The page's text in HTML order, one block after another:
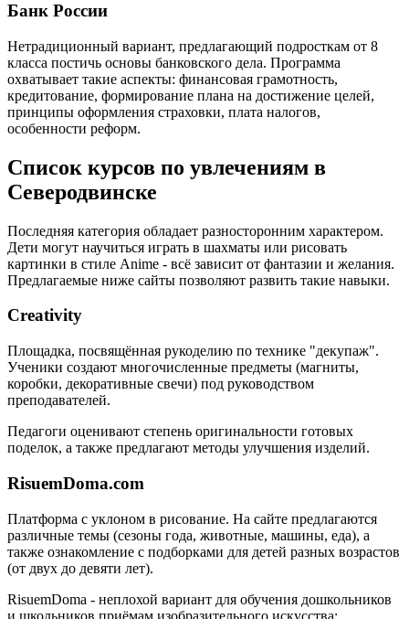
Банк России
Нетрадиционный вариант, предлагающий подросткам от 8
класса постичь основы банковского дела. Программа
охватывает такие аспекты: финансовая грамотность,
кредитование, формирование плана на достижение целей,
принципы оформления страховки, плата налогов,
особенности реформ.
Список курсов по увлечениям в
Северодвинске
Последняя категория обладает разносторонним характером.
Дети могут научиться играть в шахматы или рисовать
картинки в стиле Anime - всё зависит от фантазии и желания.
Предлагаемые ниже сайты позволяют развить такие навыки.
Creativity
Площадка, посвящённая рукоделию по технике "декупаж".
Ученики создают многочисленные предметы (магниты,
коробки, декоративные свечи) под руководством
преподавателей.
Педагоги оценивают степень оригинальности готовых
поделок, а также предлагают методы улучшения изделий.
RisuemDoma.com
Платформа с уклоном в рисование. На сайте предлагаются
различные темы (сезоны года, животные, машины, еда), а
также ознакомление с подборками для детей разных возрастов
(от двух до девяти лет).
RisuemDoma - неплохой вариант для обучения дошкольников
и школьников приёмам изобразительного искусства: